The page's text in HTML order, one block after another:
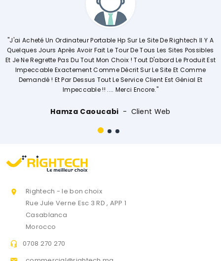
"J'ai Acheté Un Ordinateur Portable Hp Sur Le Site De Rightech Il Y A
Quelques Jours Après Avoir Fait Le Tour De Tous Les Sites Possibles
Et Je Ne Regrette Pas Du Tout Mon Choix ! Tout D'abord Le Produit Est
Impeccable Exactement Comme Décrit Sur Le Site Et Comme
Demandé ! Et Par Dessus Tout Le Service Client Est Génial Et
Impeccable !! .... Merci Encore."
Hamza Caoucabi Client Web

Rightech - le bon choix
Rue Jule Verne Esc 3 RD , APP 1
Casablanca
Morocco
 0708 270 270